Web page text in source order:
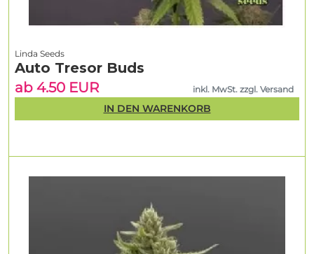
Linda Seeds
Auto Tresor Buds
ab 4.50 EUR
inkl. MwSt. zzgl. Versand
IN DEN WARENKORB